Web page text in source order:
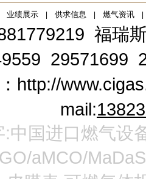
业绩展示 供求信息 燃气资讯
福瑞
29571699
http://
mail:
:中国进口燃气设
aMCO/